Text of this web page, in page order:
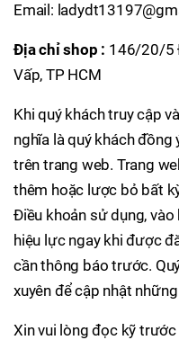
Email:
Địa chỉ shop : 146/20/5
Vấp, TP HCM
Khi quý khách truy cập
nghĩa là quý khách
trên trang web. Trang
thêm hoặc lược bỏ bất
Điều khoản sử dụng,
hiệu lực ngay khi được
cần thông báo trước.
xuyên để cập nhật
Xin vui lòng đọc kỹ